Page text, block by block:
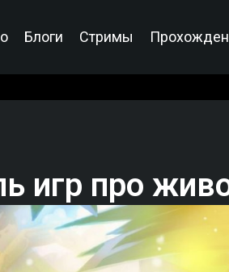
Блоги Стримы
игр про